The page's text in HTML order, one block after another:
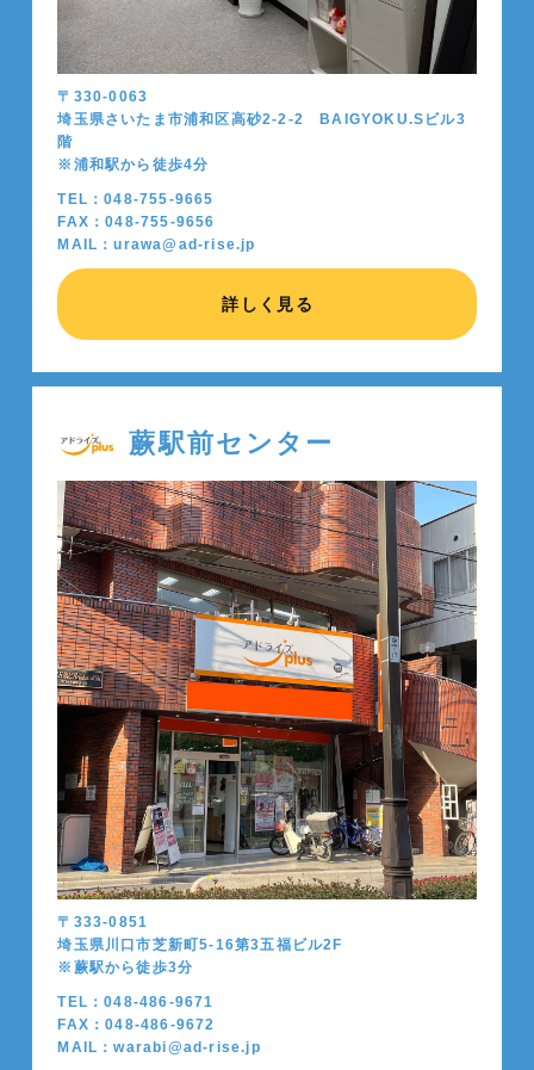
〒330-0063
埼玉県さいたま市浦和区高砂2-2-2 BAIGYOKU.Sビル3
階
※浦和駅から徒歩4分
TEL：048-755-9665
FAX：048-755-9656
MAIL：urawa@ad-rise.jp
詳しく見る
蕨駅前センター
〒333-0851
埼玉県川口市芝新町5-16第3五福ビル2F
※蕨駅から徒歩3分
TEL：048-486-9671
FAX：048-486-9672
MAIL：warabi@ad-rise.jp